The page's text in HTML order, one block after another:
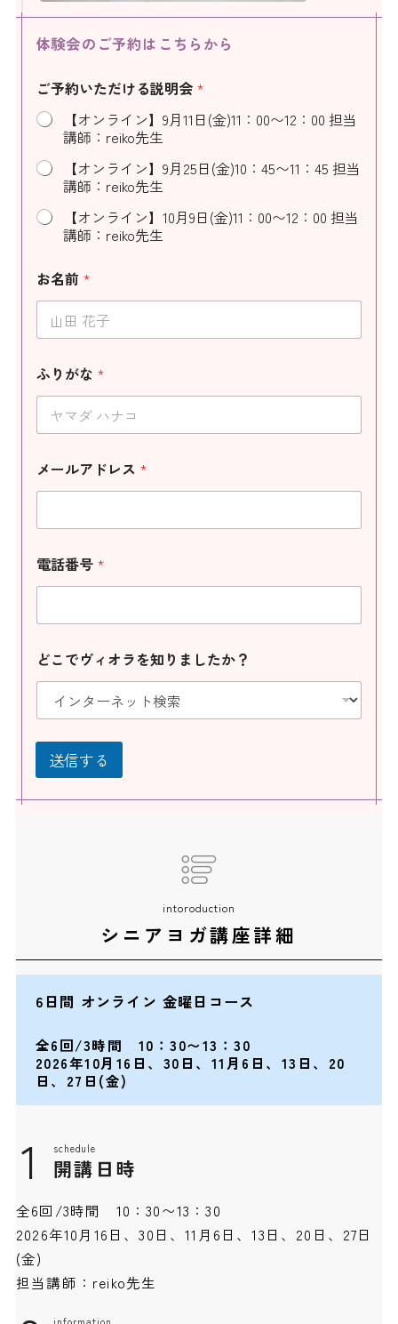
体験会のご予約はこちらから
ご予約いただける説明会 *
【オンライン】9月11日(金)11：00〜12：00 担当
講師：reiko先生
【オンライン】9月25日(金)10：45〜11：45 担当
講師：reiko先生
【オンライン】10月9日(金)11：00〜12：00 担当
講師：reiko先生
お名前 *
ふりがな *
メールアドレス *
電話番号 *
どこでヴィオラを知りましたか？
送信する
intoroduction
シニアヨガ講座詳細
6日間 オンライン 金曜日コース
全6回/3時間 10：30〜13：30
2026年10月16日、30日、11月6日、13日、20
日、27日(金)
1 schedule
開講日時
全6回/3時間 10：30〜13：30
2026年10月16日、30日、11月6日、13日、20日、27日
(金)
担当講師：reiko先生